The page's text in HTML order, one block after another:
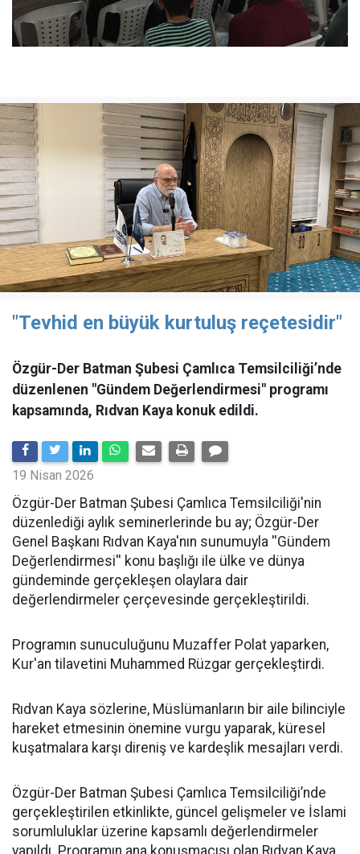
"Tevhid en büyük kurtuluş reçetesidir"
Özgür-Der Batman Şubesi Çamlıca Temsilciliği’nde
düzenlenen "Gündem Değerlendirmesi" programı
kapsamında, Rıdvan Kaya konuk edildi.
19 Nisan 2026
​Özgür-Der Batman Şubesi Çamlıca Temsilciliği'nin
düzenlediği aylık seminerlerinde bu ay; Özgür-Der
Genel Başkanı Rıdvan Kaya'nın sunumuyla ''Gündem
Değerlendirmesi'' konu başlığı ile ülke ve dünya
gündeminde gerçekleşen olaylara dair
değerlendirmeler çerçevesinde gerçekleştirildi.
Programın sunuculuğunu Muzaffer Polat yaparken,
Kur'an tilavetini Muhammed Rüzgar gerçekleştirdi.
Rıdvan Kaya sözlerine, Müslümanların bir aile bilinciyle
hareket etmesinin önemine vurgu yaparak, küresel
kuşatmalara karşı direniş ve kardeşlik mesajları verdi.
Özgür-Der Batman Şubesi Çamlıca Temsilciliği’nde
gerçekleştirilen etkinlikte, güncel gelişmeler ve İslami
sorumluluklar üzerine kapsamlı değerlendirmeler
yapıldı. Programın ana konuşmacısı olan Rıdvan Kaya,